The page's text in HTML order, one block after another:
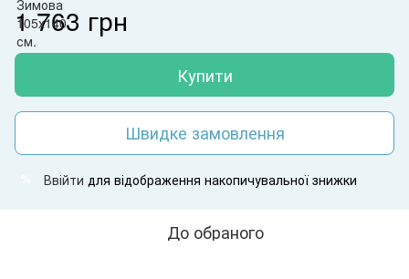
1 763 грн
Купити
Швидке замовлення
Ввійти для відображення накопичувальної знижки
До обраного